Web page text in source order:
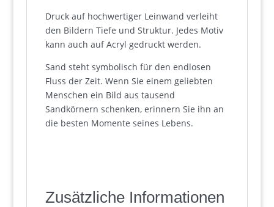
Druck auf hochwertiger Leinwand verleiht
den Bildern Tiefe und Struktur. Jedes Motiv
kann auch auf Acryl gedruckt werden.
Sand steht symbolisch für den endlosen
Fluss der Zeit. Wenn Sie einem geliebten
Menschen ein Bild aus tausend
Sandkörnern schenken, erinnern Sie ihn an
die besten Momente seines Lebens.
Zusätzliche Informationen